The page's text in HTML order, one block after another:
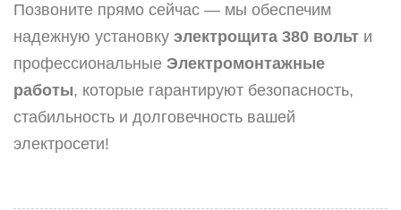
Позвоните прямо сейчас — мы обеспечим
надежную установку электрощита 380 вольт и
профессиональные Электромонтажные
работы, которые гарантируют безопасность,
стабильность и долговечность вашей
электросети!